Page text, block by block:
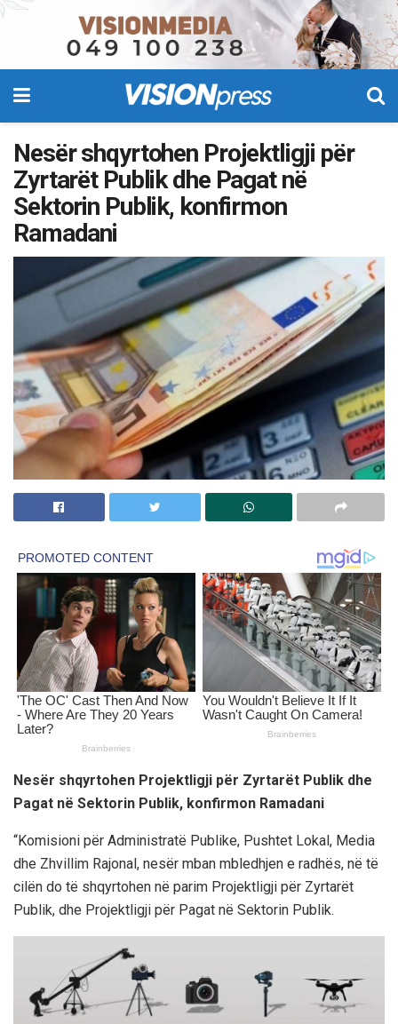
Nesër shqyrtohen Projektligji për
Zyrtarët Publik dhe Pagat në
Sektorin Publik, konfirmon
Ramadani
Nesër shqyrtohen Projektligji për Zyrtarët Publik dhe
Pagat në Sektorin Publik, konfirmon Ramadani
“Komisioni për Administratë Publike, Pushtet Lokal, Media
dhe Zhvillim Rajonal, nesër mban mbledhjen e radhës, në të
cilën do të shqyrtohen në parim Projektligji për Zyrtarët
Publik, dhe Projektligji për Pagat në Sektorin Publik.